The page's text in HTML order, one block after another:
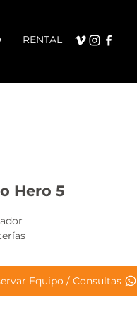
RENTAL
Hero 5
Equipo / Consultas